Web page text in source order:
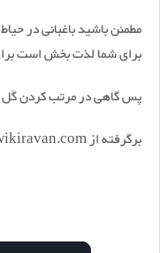
مطمئن باشید باغبانی در
برای شما لذت بخش است
پس گاهی در مرتب کردن گل
برگرفته از wikiravan.com